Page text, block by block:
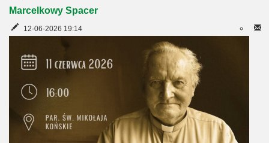
Marcelkowy Spacer
12-06-2026 19:14